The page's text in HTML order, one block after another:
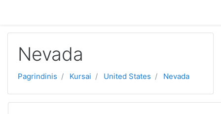
Nevada
Pagrindinis Kursai United States Nevada